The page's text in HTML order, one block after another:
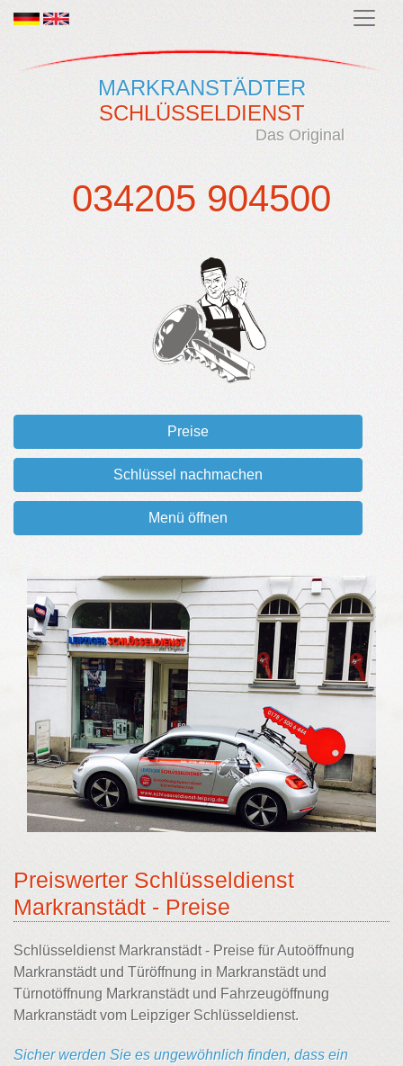
MARKRANSTÄDTER
SCHLÜSSELDIENST
Das Original
034205 904500
Preise
Schlüssel nachmachen
Menü öffnen
Preiswerter Schlüsseldienst
Markranstädt - Preise
Schlüsseldienst Markranstädt - Preise für Autoöffnung
Markranstädt und Türöffnung in Markranstädt und
Türnotöffnung Markranstädt und Fahrzeugöffnung
Markranstädt vom Leipziger Schlüsseldienst.
Sicher werden Sie es ungewöhnlich finden, dass ein